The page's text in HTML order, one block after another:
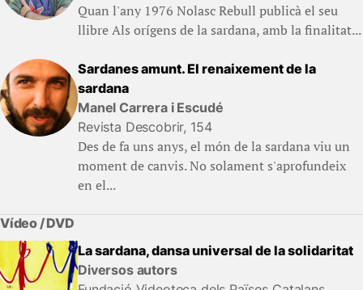
Quan l'any 1976 Nolasc Rebull publicà el seu
llibre Als orígens de la sardana, amb la finalitat...
Sardanes amunt. El renaixement de la
sardana
Manel Carrera i Escudé
Revista Descobrir, 154
Des de fa uns anys, el món de la sardana viu un
moment de canvis. No solament s'aprofundeix
en el...
Vídeo / DVD
La sardana, dansa universal de la solidaritat
Diversos autors